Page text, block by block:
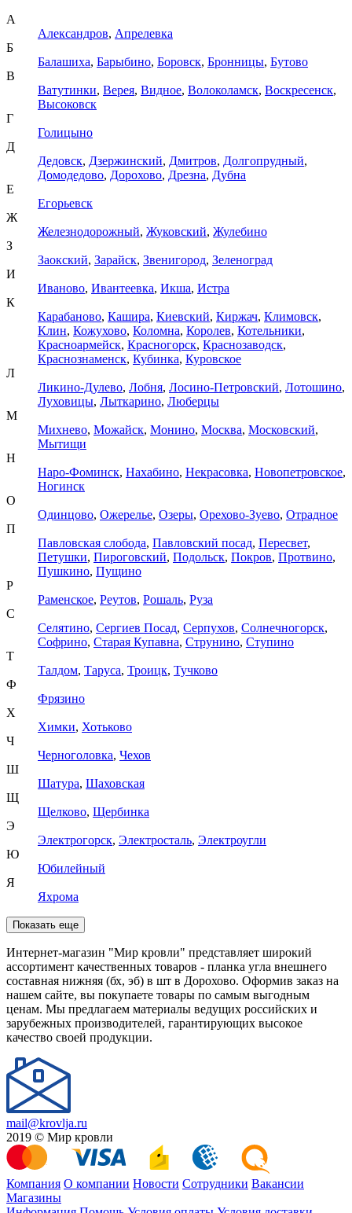
А
Александров, Апрелевка
Б
Балашиха, Барыбино, Боровск, Бронницы, Бутово
В
Ватутинки, Верея, Видное, Волоколамск, Воскресенск,
Высоковск
Г
Голицыно
Д
Дедовск, Дзержинский, Дмитров, Долгопрудный,
Домодедово, Дорохово, Дрезна, Дубна
Е
Егорьевск
Ж
Железнодорожный, Жуковский, Жулебино
З
Заокский, Зарайск, Звенигород, Зеленоград
И
Иваново, Ивантеевка, Икша, Истра
К
Карабаново, Кашира, Киевский, Киржач, Климовск,
Клин, Кожухово, Коломна, Королев, Котельники,
Красноармейск, Красногорск, Краснозаводск,
Краснознаменск, Кубинка, Куровское
Л
Ликино-Дулево, Лобня, Лосино-Петровский, Лотошино,
Луховицы, Лыткарино, Люберцы
М
Михнево, Можайск, Монино, Москва, Московский,
Мытищи
Н
Наро-Фоминск, Нахабино, Некрасовка, Новопетровское,
Ногинск
О
Одинцово, Ожерелье, Озеры, Орехово-Зуево, Отрадное
П
Павловская слобода, Павловский посад, Пересвет,
Петушки, Пироговский, Подольск, Покров, Протвино,
Пушкино, Пущино
Р
Раменское, Реутов, Рошаль, Руза
С
Селятино, Сергиев Посад, Серпухов, Солнечногорск,
Софрино, Старая Купавна, Струнино, Ступино
Т
Талдом, Таруса, Троицк, Тучково
Ф
Фрязино
Х
Химки, Хотьково
Ч
Черноголовка, Чехов
Ш
Шатура, Шаховская
Щ
Щелково, Щербинка
Э
Электрогорск, Электросталь, Электроугли
Ю
Юбилейный
Я
Яхрома
Показать еще
Интернет-магазин "Мир кровли" представляет широкий
ассортимент качественных товаров - планка угла внешнего
составная нижняя (бх, эб) в шт в Дорохово. Оформив заказ на
нашем сайте, вы покупаете товары по самым выгодным
ценам. Мы предлагаем материалы ведущих российских и
зарубежных производителей, гарантирующих высокое
качество своей продукции.
mail@krovlja.ru
2019 © Мир кровли
Компания О компании Новости Сотрудники Вакансии
Магазины